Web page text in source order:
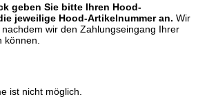
geben Sie bitte Ihren Hood-
jeweilige Hood-Artikelnummer an. Wir
wir den Zahlungseingang Ihrer
können.
ist nicht möglich.